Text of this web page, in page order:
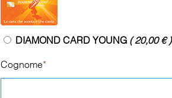
DIAMOND CARD YOUNG( 20,00 € )
Cognome*